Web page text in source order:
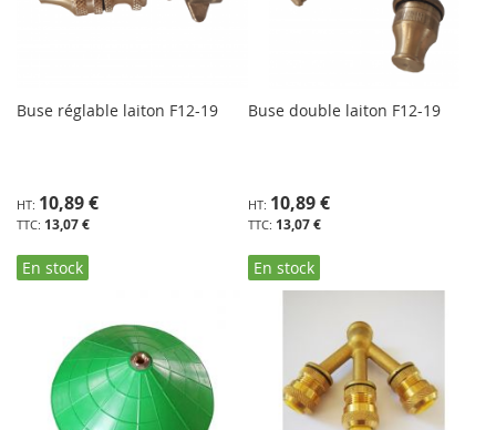
Buse réglable laiton F12-19
13,07 €
10,89 €
En stock
Buse double laiton F12-19
13,07 €
10,89 €
En stock